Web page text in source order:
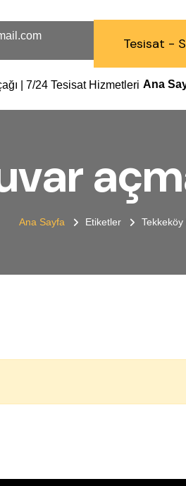
Tesisat -
Ana
Ana Sayfa Etiketler Tekkeköy